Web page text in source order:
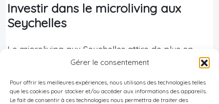
Gérer le consentement
Pour offrir les meilleures expériences, nous utilisons des technologies telles
que les cookies pour stocker et/ou accéder aux informations des appareils.
Le fait de consentir à ces technologies nous permettra de traiter des
Investir dans le microliving aux
Seychelles
Le microliving aux Seychelles attire de plus en
plus d’investisseurs en raison de plusieurs
arguments économiques, sociaux et
environnementaux.